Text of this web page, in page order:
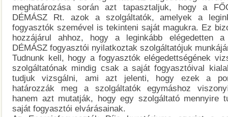
meghatározása során azt tapasztaljuk, hogy a
DÉMÁSZ Rt. azok a szolgáltatók, amelyek a
fogyasztók szemével is tekinteni saját magukra. Ez
hozzájárul ahhoz, hogy a leginkább elégedetten
DÉMÁSZ fogyasztói nyilatkoztak szolgáltatójuk
Tudnunk kell, hogy a fogyasztók elégedettségének
szolgáltatónak mindig csak a saját fogyasztóival
tudjuk vizsgálni, ami azt jelenti, hogy ezek a
határozzák meg a szolgáltatók egymáshoz
hanem azt mutatják, hogy egy szolgáltató mennyire
saját fogyasztói elvárásainak.